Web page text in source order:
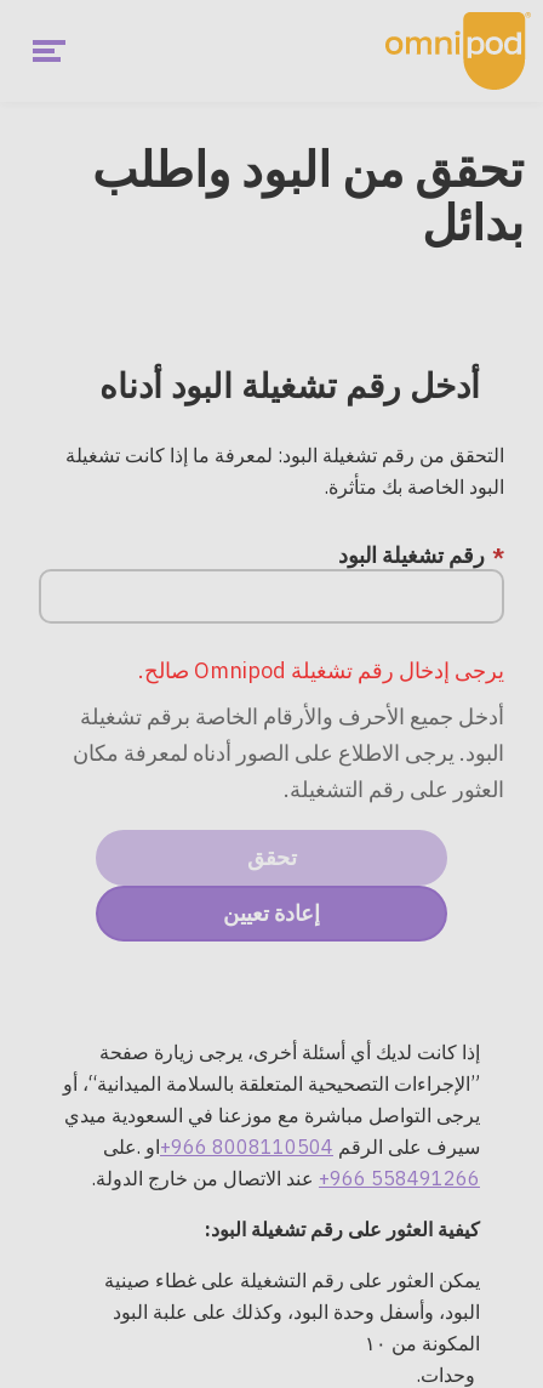
main
content
Menu
Middle
East Omnipod ماهو
المستخدمين الحاليين
تحقق من البود واطلب
بدائل
أدخل رقم تشغيلة البود أدناه
التحقق من رقم تشغيلة البود: لمعرفة ما إذا كانت تشغيلة
البود الخاصة بك متأثرة.
رقم تشغيلة البود
يرجى إدخال رقم تشغيلة Omnipod صالح.
أدخل جميع الأحرف والأرقام الخاصة برقم تشغيلة
البود. يرجى الاطلاع على الصور أدناه لمعرفة مكان
العثور على رقم التشغيلة.
إذا كانت لديك أي أسئلة أخرى، يرجى زيارة صفحة
”الإجراءات التصحيحية المتعلقة بالسلامة الميدانية“، أو
يرجى التواصل مباشرة مع موزعنا في السعودية ميدي
سيرف على الرقم +966 8008110504او .على
+966 558491266 عند الاتصال من خارج الدولة.
كيفية العثور على رقم تشغيلة البود:
يمكن العثور على رقم التشغيلة على غطاء صينية
البود، وأسفل وحدة البود، وكذلك على علبة البود
المكونة من ١٠
وحدات.